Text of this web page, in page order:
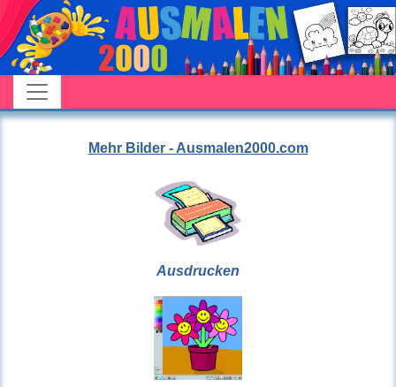
Mehr Bilder - Ausmalen2000.com
Ausdrucken